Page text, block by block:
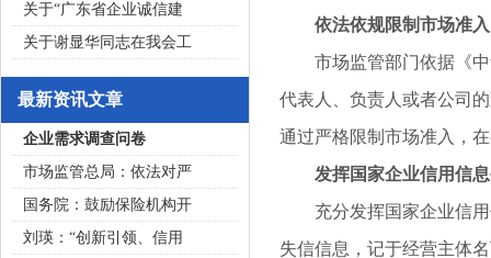
关于“广东省企业诚信建
关于谢显华同志在我会工
最新资讯文章
企业需求调查问卷
市场监管总局：依法对严
国务院：鼓励保险机构开
刘瑛：“创新引领、信用
依法依规限制市场准入
市场监管部门依据《中
代表人、负责人或者公司
通过严格限制市场准入，
发挥国家企业信用信
充分发挥国家企业信用
失信信息，记于经营主体